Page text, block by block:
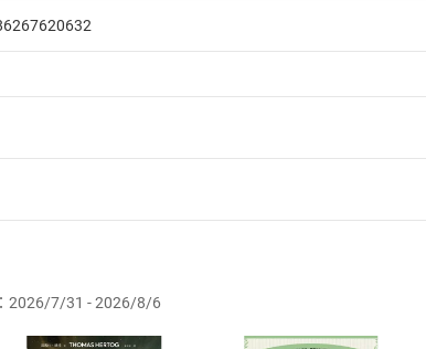
19條第1項後段暨通訊交易解除權合理例外情事適用
之商品即代表知悉本店鋪所銷售之商品為電子書，
得請求退貨退款。
2026/7/31 - 2026/8/6